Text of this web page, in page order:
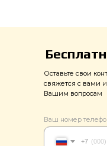
Оставьте свои
свяжется с вами и
Вашим вопросам
Ваш номер
+7